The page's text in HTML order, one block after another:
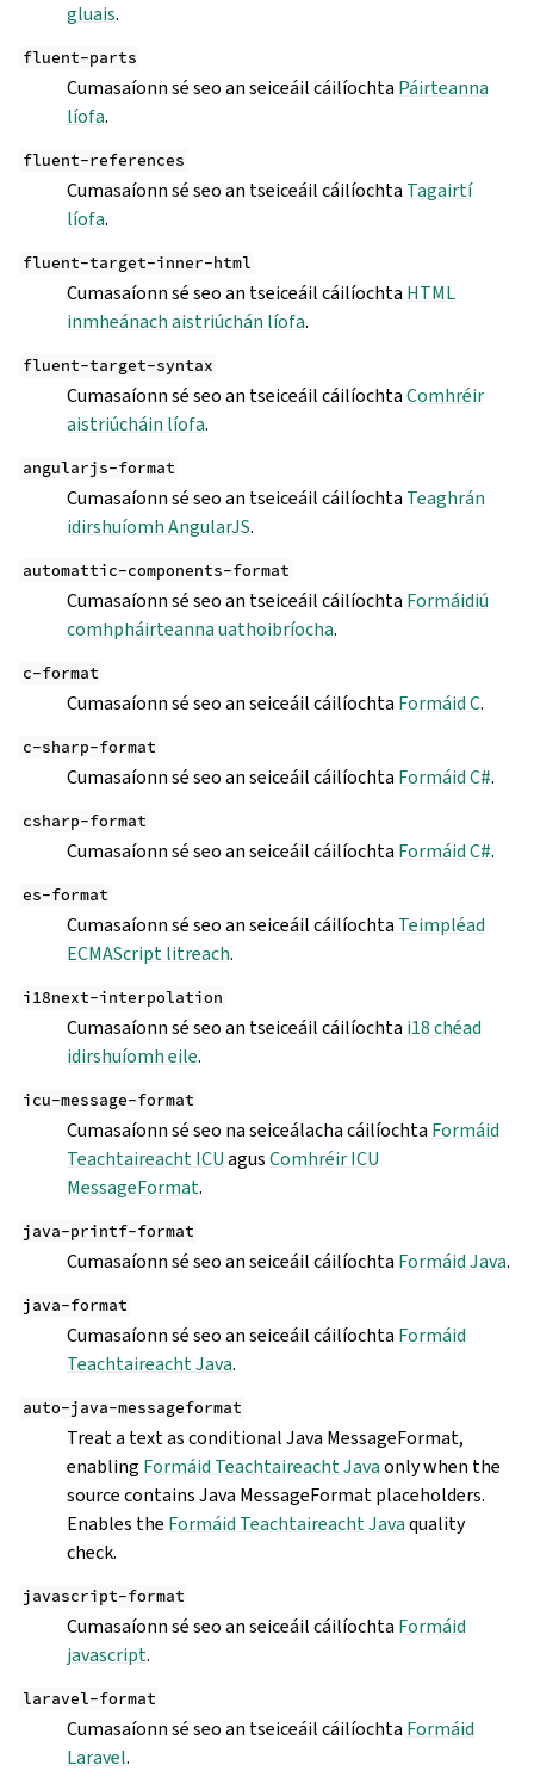
gluais.
fluent-parts
Cumasaíonn sé seo an seiceáil cáilíochta Páirteanna
líofa.
fluent-references
Cumasaíonn sé seo an tseiceáil cáilíochta Tagairtí
líofa.
fluent-target-inner-html
Cumasaíonn sé seo an tseiceáil cáilíochta HTML
inmheánach aistriúchán líofa.
fluent-target-syntax
Cumasaíonn sé seo an tseiceáil cáilíochtaComhréir
aistriúcháin líofa.
angularjs-format
Cumasaíonn sé seo an tseiceáil cáilíochta Teaghrán
idirshuíomh AngularJS.
automattic-components-format
Cumasaíonn sé seo an tseiceáil cáilíochta Formáidiú
comhpháirteanna uathoibríocha.
c-format
Cumasaíonn sé seo an seiceáil cáilíochta Formáid C.
c-sharp-format
Cumasaíonn sé seo an seiceáil cáilíochta Formáid C#.
csharp-format
Cumasaíonn sé seo an seiceáil cáilíochta Formáid C#.
es-format
Cumasaíonn sé seo an seiceáil cáilíochta Teimpléad
ECMAScript litreach.
i18next-interpolation
Cumasaíonn sé seo an tseiceáil cáilíochta i18 chéad
idirshuíomh eile.
icu-message-format
Cumasaíonn sé seo na seiceálacha cáilíochta Formáid
Teachtaireacht ICUagusComhréir ICU
MessageFormat.
java-printf-format
Cumasaíonn sé seo an seiceáil cáilíochta Formáid Java.
java-format
Cumasaíonn sé seo an seiceáil cáilíochta Formáid
Teachtaireacht Java.
auto-java-messageformat
Treat a text as conditional Java MessageFormat,
enabling Formáid Teachtaireacht Javaonly when the
source contains Java MessageFormat placeholders.
Enables the Formáid Teachtaireacht Javaquality
check.
javascript-format
Cumasaíonn sé seo an seiceáil cáilíochta Formáid
javascript.
laravel-format
Cumasaíonn sé seo an tseiceáil cáilíochta Formáid
Laravel.